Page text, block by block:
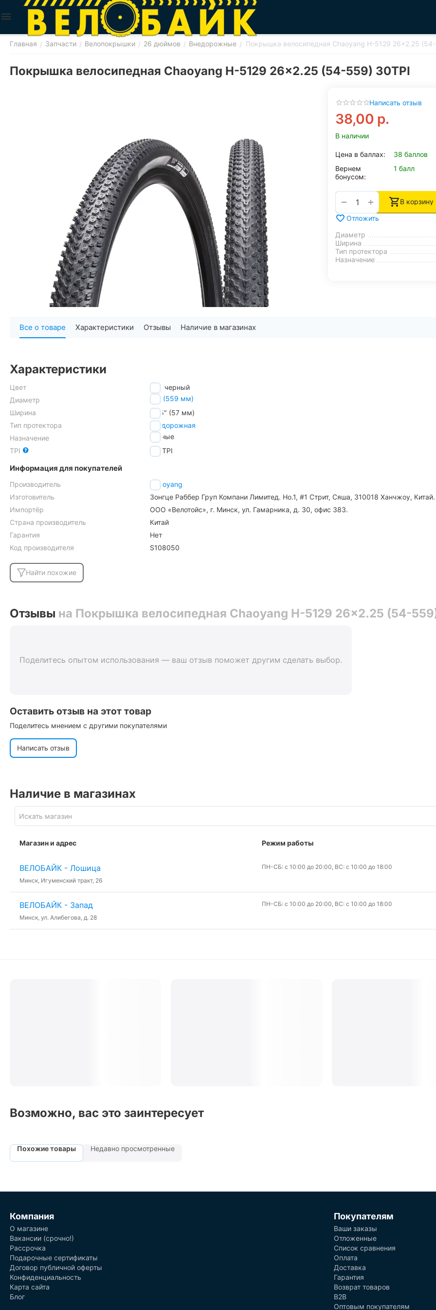
Главная / Запчасти / Велопокрышки / 26 дюймов / Внедорожные / Покрышка велосипедная Chaoyang H-5129 26x2.25
Покрышка велосипедная Chaoyang H-5129 26x2.25 (54-559) 30TPI
Написать отзыв
38,00 р.
В наличии
Цена в баллах:
38 баллов
Вернем
бонусом:
1 балл
+
−
В корзину
Отложить
Диаметр
Ширина
Тип протектора
Назначение
Все о товаре Характеристики Отзывы Наличие в магазинах
Характеристики
Цвет
черный
Диаметр
26" (559 мм)
Ширина
2.25" (57 мм)
Тип протектора
внедорожная
Назначение
горные
TPI
30 TPI
Информация для покупателей
Производитель
Chaoyang
Изготовитель
Зонгце Раббер Груп Компани Лимитед. Но.1, #1 Стрит, Сяша, 310018 Ханчжоу, Китай.
Импортёр
ООО «Велотойс», г. Минск, ул. Гамарника, д. 30, офис 383.
Страна производитель
Китай
Гарантия
Нет
Код производителя
S108050
Найти похожие
Отзывы на Покрышка велосипедная Chaoyang H-5129 26x2.25 (54-
Поделитесь опытом использования — ваш отзыв поможет другим сделать выбор.
Оставить отзыв на этот товар
Поделитесь мнением с другими покупателями
Написать отзыв
Наличие в магазинах
Магазин и адрес Режим работы
ВЕЛОБАЙК - Лошица
Минск, Игуменский тракт, 26
ПН-СБ: с 10:00 до 20:00, ВС: с 10:00 до 18:00
ВЕЛОБАЙК - Запад
Минск, ул. Алибегова, д. 28
ПН-СБ: с 10:00 до 20:00, ВС: с 10:00 до 18:00
Возможно, вас это заинтересует
Похожие товары Недавно просмотренные
Компания
О магазине
Вакансии (срочно!)
Рассрочка
Подарочные сертификаты
Договор публичной оферты
Конфиденциальность
Карта сайта
Блог
Покупателям
Ваши заказы
Отложенные
Список сравнения
Оплата
Доставка
Гарантия
Возврат товаров
B2B
Оптовым покупателям